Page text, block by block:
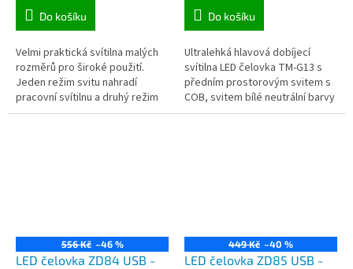
Do košíku
Velmi praktická svítilna malých
rozměrů pro široké použití.
Jeden režim svitu nahradí
pracovní svítilnu a druhý režim
svitu poskytne svícení čelovky
Do košíku
Ultralehká hlavová dobíjecí
svítilna LED čelovka TM-G13 s
předním prostorovým svitem s
COB, svitem bílé neutrální barvy
a zadním svitem červené barvy
556 Kč –46 %
LED čelovka ZD84 USB -
449 Kč –40 %
LED čelovka ZD85 USB -